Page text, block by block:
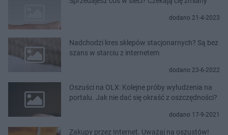
dodano 21-4-2023
Nadchodzi kres sklepów stacjonarnych? Są bez
szans w starciu z internetem
dodano 23-6-2022
Oszuści na OLX: Kolejne próby wyłudzenia na
portalu. Jak nie dać się okraść z oszczędności?
dodano 17-9-2021
Zakupy przez Internet. Uważaj na oszustów!